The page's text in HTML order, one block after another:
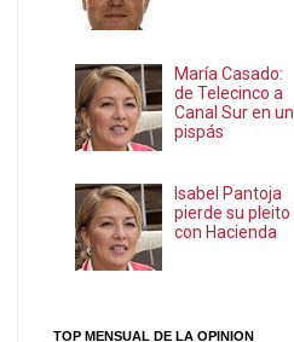
María Casado:
de Telecinco a
Canal Sur en un
pispás
Isabel Pantoja
pierde su pleito
con Hacienda
TOP MENSUAL DE LA OPINION